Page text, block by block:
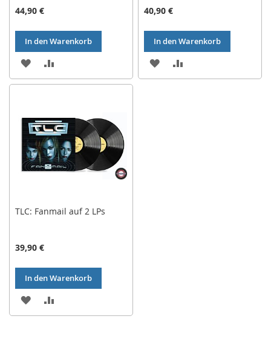
44,90 €
In den Warenkorb
ZUR
WUNSCHLISTE
VERGLEICHSLISTE
40,90 €
In den Warenkorb
ZUR
WUNSCHLISTE
VERGLEICHSLISTE
TLC: Fanmail auf 2 LPs
39,90 €
In den Warenkorb
ZUR